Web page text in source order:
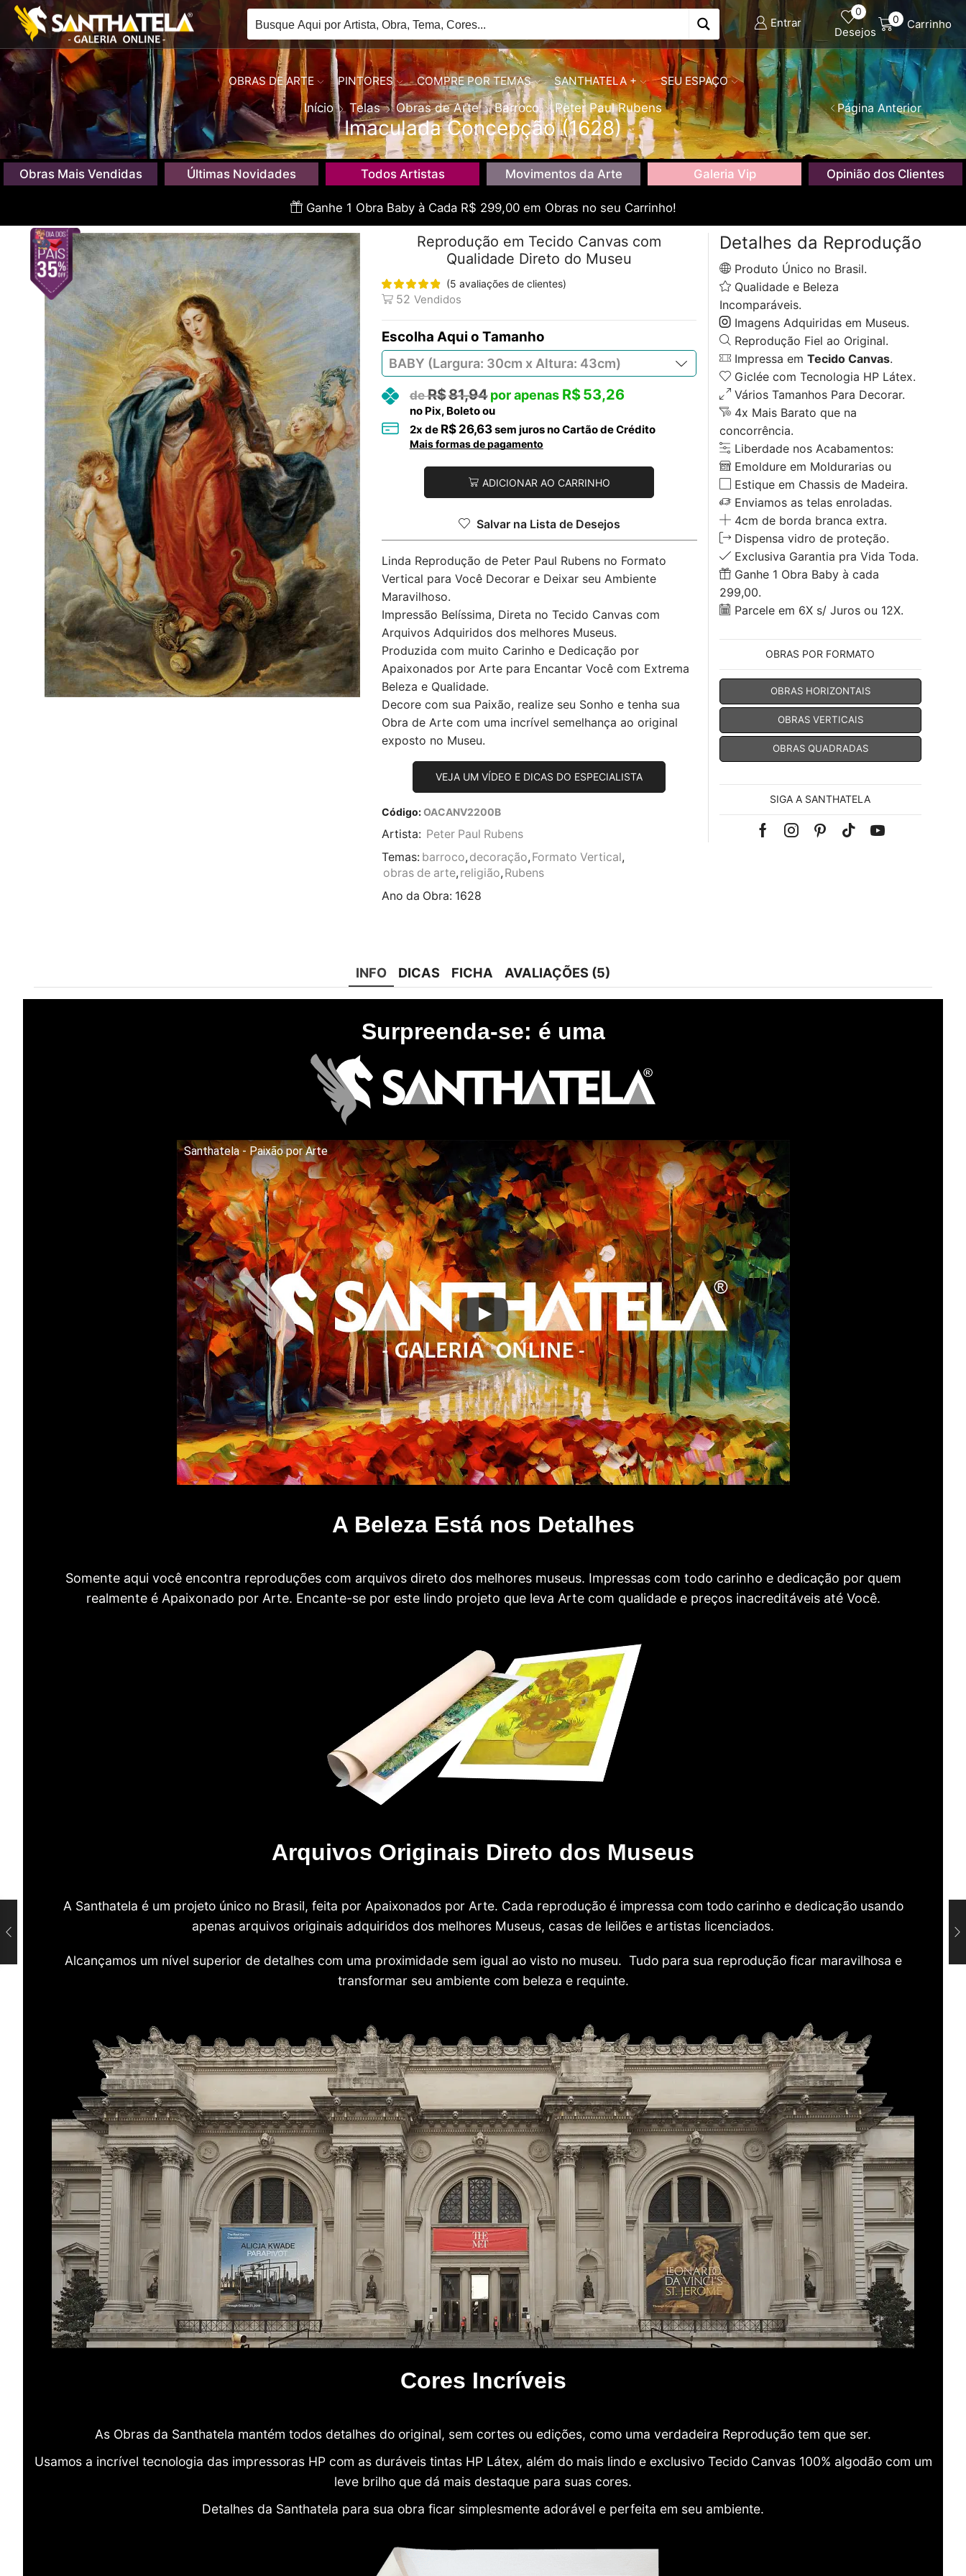
Entrar
0
Desejos
0 Carrinho
OBRAS DE ARTE PINTORES COMPRE POR TEMAS SANTHATELA + SEU ESPAÇO
Início Telas Obras de Arte Barroco Peter Paul Rubens
Imaculada Concepção (1628)
Página Anterior
Obras Mais Vendidas Últimas Novidades Todos Artistas Movimentos da Arte Galeria Vip Opinião dos Clientes
Ganhe 1 Obra Baby à Cada R$ 299,00 em Obras no seu Carrinho!
Reprodução em Tecido Canvas com
Qualidade Direto do Museu
(5 avaliações de clientes)
52 Vendidos
Tamanho
R$81,94 R$53,26
no Pix, Boleto ou
2x de R$ 26,63sem juros no Cartão de Crédito
Mais formas de pagamento
ADICIONAR AO CARRINHO
Salvar na Lista de Desejos
Linda Reprodução de Peter Paul Rubens no Formato
Vertical para Você Decorar e Deixar seu Ambiente
Maravilhoso.
Impressão Belíssima, Direta no Tecido Canvas com
Arquivos Adquiridos dos melhores Museus.
Produzida com muito Carinho e Dedicação por
Apaixonados por Arte para Encantar Você com Extrema
Beleza e Qualidade.
Decore com sua Paixão, realize seu Sonho e tenha sua
Obra de Arte com uma incrível semelhança ao original
exposto no Museu.
VEJA UM VÍDEO E DICAS DO ESPECIALISTA
Código:OACANV2200B
Artista: Peter Paul Rubens
Temas: barroco, decoração, Formato Vertical,
obras de arte, religião, Rubens
Ano da Obra: 1628
Detalhes da Reprodução
Produto Único no Brasil.
Qualidade e Beleza
Incomparáveis.
Imagens Adquiridas em Museus.
Reprodução Fiel ao Original.
Impressa em Tecido Canvas.
Giclée com Tecnologia HP Látex.
Vários Tamanhos Para Decorar.
4x Mais Barato que na
concorrência.
Liberdade nos Acabamentos:
Emoldure em Moldurarias ou
Estique em Chassis de Madeira.
Enviamos as telas enroladas.
4cm de borda branca extra.
Dispensa vidro de proteção.
Exclusiva Garantia pra Vida Toda.
Ganhe 1 Obra Baby à cada
299,00.
Parcele em 6X s/ Juros ou 12X.
OBRAS POR FORMATO
OBRAS HORIZONTAIS
OBRAS VERTICAIS
OBRAS QUADRADAS
SIGA A SANTHATELA
FacebookInstagramPinterest
Tik-Youtube
INFO DICAS FICHA AVALIAÇÕES (5)
Surpreenda-se: é uma
Santhatela - Paixão por Arte
A Beleza Está nos Detalhes
Somente aqui você encontra reproduções com arquivos direto dos melhores museus. Impressas com todo carinho e dedicação por quem
realmente é Apaixonado por Arte. Encante-se por este lindo projeto que leva Arte com qualidade e preços inacreditáveis até Você.
Arquivos Originais Direto dos Museus
A Santhatela é um projeto único no Brasil, feita por Apaixonados por Arte. Cada reprodução é impressa com todo carinho e dedicação usando
apenas arquivos originais adquiridos dos melhores Museus, casas de leilões e artistas licenciados.
Alcançamos um nível superior de detalhes com uma proximidade sem igual ao visto no museu. Tudo para sua reprodução ficar maravilhosa e
transformar seu ambiente com beleza e requinte.
Cores Incríveis
As Obras da Santhatela mantém todos detalhes do original, sem cortes ou edições, como uma verdadeira Reprodução tem que ser.
Usamos a incrível tecnologia das impressoras HP com as duráveis tintas HP Látex, além do mais lindo e exclusivo Tecido Canvas 100% algodão com um
leve brilho que dá mais destaque para suas cores.
Detalhes da Santhatela para sua obra ficar simplesmente adorável e perfeita em seu ambiente.